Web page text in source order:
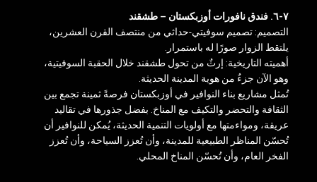
٧-٦. فندق نافورات أوزبكستان – طشقند
التصميم: تصميم سوفيتي-حداثي من منتصف القرن العشرين،
يلتقط الزوار صورًا له باستمرار.
أهميته التاريخية: إرثٌ من تحول طشقند خلال الحقبة السوفيتية،
وهو الآن جزءٌ من هوية المدينة الحديثة.
تُمثل مشاريع بناء النوافير في أوزبكستان فرصةً ثمينة تجمع بين
الثقافة والتحضر والتكيف مع المناخ. بفضل جذورها في تقاليد
عريقة، ومواءمتها مع أولويات التنمية الحديثة، يُمكن للنوافير أن
تُحسّن المناظر الطبيعية للمدينة، وأن تُعزز السياحة، وأن تُعزز
الفخر العام، وأن تُحسّن المناخ المحلي.